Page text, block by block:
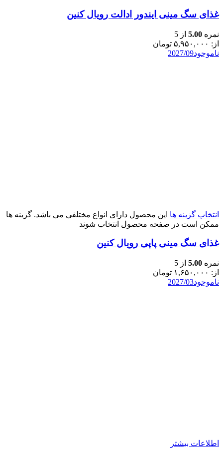
غذای سگ مینی ایندور ادالت رویال کنین
نمره 5.00 از 5
از: ۵,۹۵۰,۰۰۰ تومان
ناموجود2027/09
انتخاب گزینه ها این محصول دارای انواع مختلفی می باشد. گزینه ها
ممکن است در صفحه محصول انتخاب شوند
غذای سگ مینی پاپی رویال کنین
نمره 5.00 از 5
از: ۱,۶۵۰,۰۰۰ تومان
ناموجود2027/03
اطلاعات بیشتر